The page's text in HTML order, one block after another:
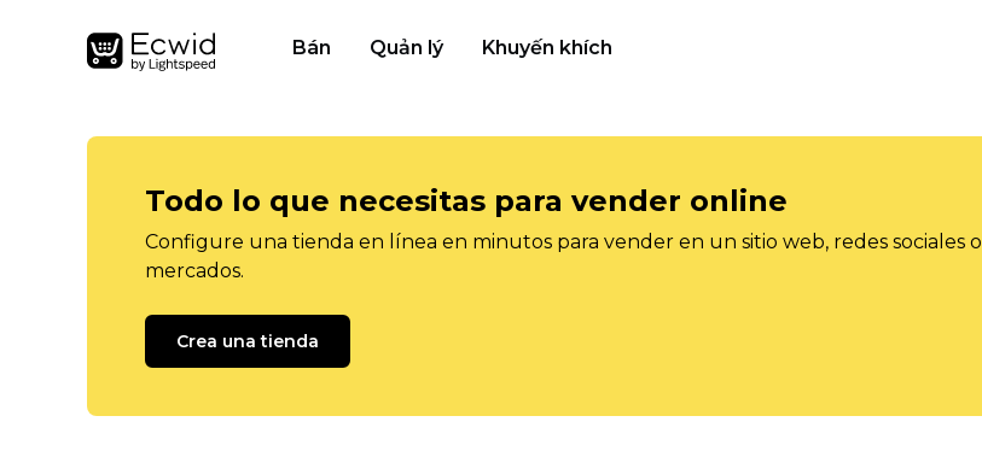
Bán Quản lý Khuyến khích
Todo lo que necesitas para vender online
Configure una tienda en línea en minutos para vender en un sitio web, redes sociales o
mercados.
Crea una tienda